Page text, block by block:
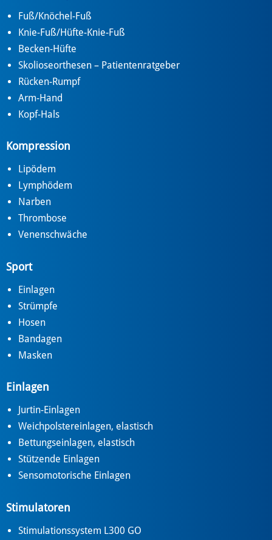
Fuß/Knöchel-Fuß
Knie-Fuß/Hüfte-Knie-Fuß
Becken-Hüfte
Skolioseorthesen – Patientenratgeber
Rücken-Rumpf
Arm-Hand
Kopf-Hals
Kompression
Lipödem
Lymphödem
Narben
Thrombose
Venenschwäche
Sport
Einlagen
Strümpfe
Hosen
Bandagen
Masken
Einlagen
Jurtin-Einlagen
Weichpolstereinlagen, elastisch
Bettungseinlagen, elastisch
Stützende Einlagen
Sensomotorische Einlagen
Stimulatoren
Stimulationssystem L300 GO